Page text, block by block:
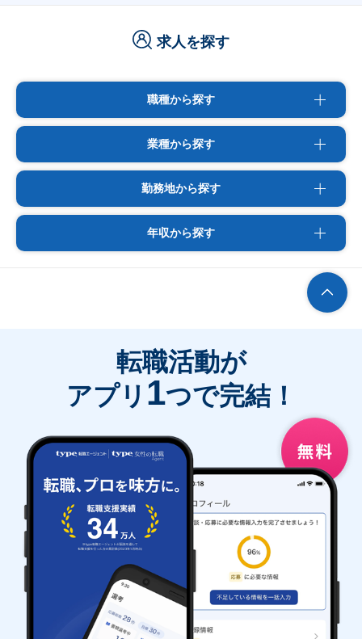
求人を探す
職種から探す
業種から探す
勤務地から探す
年収から探す
転職活動が
アプリ 1つで完結！